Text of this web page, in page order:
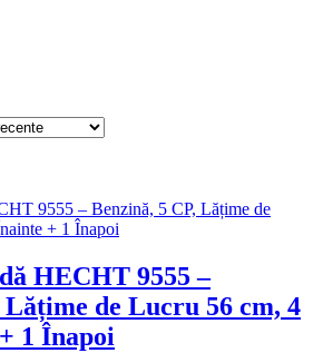
HECHT 9555 –
Lățime de Lucru 56 cm, 4
1 Înapoi